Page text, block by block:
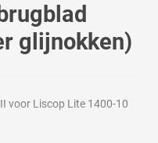
glijnokken)
voor Liscop Lite 1400-10